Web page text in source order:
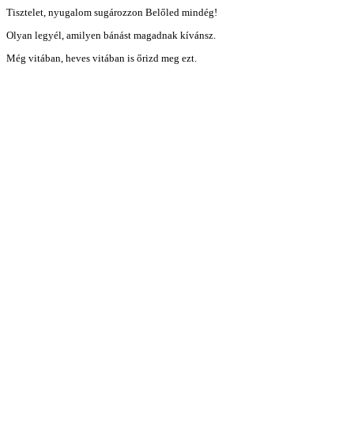
Tisztelet, nyugalom sugározzon Belőled mindég!
Olyan legyél, amilyen bánást magadnak kívánsz.
Még vitában, heves vitában is őrizd meg ezt.